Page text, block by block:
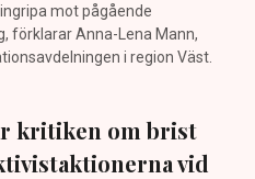
mot pågående
förklarar Anna-Lena Mann,
i region Väst.
kritiken om brist
vid